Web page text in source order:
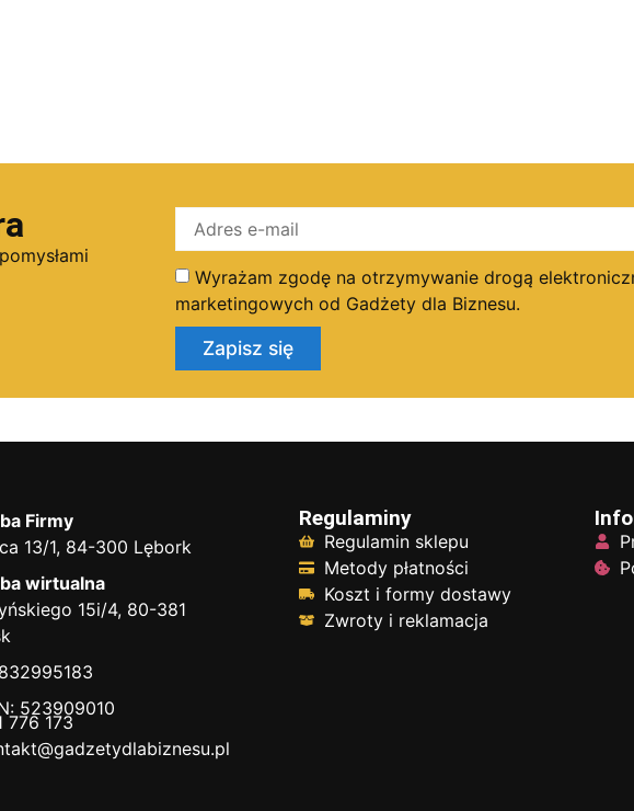
Wyrażam zgodę na otrzymywanie drogą
marketingowych od Gadżety dla Biznesu.
Zapisz się
Firmy
13/1, 84-300 Lębork
wirtualna
15i/4, 80-381
523909010
776 173
Regulaminy
Regulamin sklepu
Metody płatności
Koszt i formy dostawy
Zwroty i reklamacja